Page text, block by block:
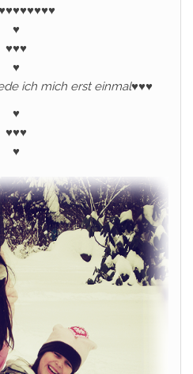
♥
♥♥♥
♥
ich mich erst einmal♥♥♥
♥
♥♥♥
♥